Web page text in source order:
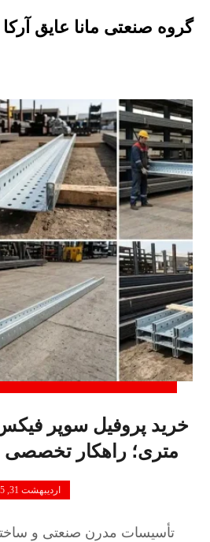
گروه صنعتی مانا عایق آرکا
متری؛ راهکار تخصصی
اردیبهشت 31, 1405
تأسیسات مدرن صنعتی و